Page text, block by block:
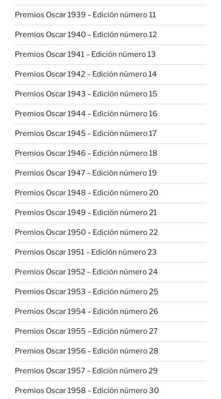
Premios Oscar 1939 – Edición número 11
Premios Oscar 1940 – Edición número 12
Premios Oscar 1941 – Edición número 13
Premios Oscar 1942 – Edición número 14
Premios Oscar 1943 – Edición número 15
Premios Oscar 1944 – Edición número 16
Premios Oscar 1945 – Edición número 17
Premios Oscar 1946 – Edición número 18
Premios Oscar 1947 – Edición número 19
Premios Oscar 1948 – Edición número 20
Premios Oscar 1949 – Edición número 21
Premios Oscar 1950 – Edición número 22
Premios Oscar 1951 – Edición número 23
Premios Oscar 1952 – Edición número 24
Premios Oscar 1953 – Edición número 25
Premios Oscar 1954 – Edición número 26
Premios Oscar 1955 – Edición número 27
Premios Oscar 1956 – Edición número 28
Premios Oscar 1957 – Edición número 29
Premios Oscar 1958 – Edición número 30